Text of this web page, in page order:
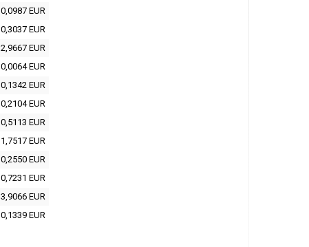
0,0987 EUR
0,3037 EUR
2,9667 EUR
0,0064 EUR
0,1342 EUR
0,2104 EUR
0,5113 EUR
1,7517 EUR
0,2550 EUR
0,7231 EUR
3,9066 EUR
0,1339 EUR